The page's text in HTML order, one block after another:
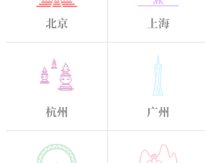
北京 上海
杭州 广州